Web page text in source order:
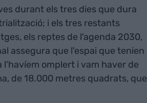
durant els tres dies que dura
i els tres restants
els reptes de l'agenda 2030,
assegura que l'espai que tenien
omplert i vam haver de
de 18.000 metres quadrats, que